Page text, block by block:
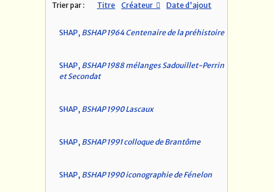
Trier par :
Titre Créateur Date d'ajout
SHAP, BSHAP 1964 Centenaire de la préhistoire
SHAP, BSHAP 1988 mélanges Sadouillet-Perrin
et Secondat
SHAP, BSHAP 1990 Lascaux
SHAP, BSHAP 1991 colloque de Brantôme
SHAP, BSHAP 1990 iconographie de Fénelon